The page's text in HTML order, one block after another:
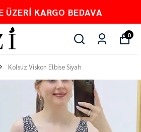
PEŞİN FİYATINA
0
Kolsuz Viskon Elbise Siyah